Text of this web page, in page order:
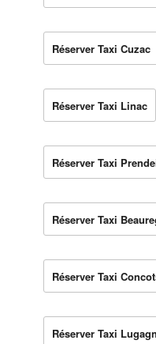
Réserver Taxi Cuzac
Réserver Taxi Linac
Réserver Taxi
Réserver Taxi
Réserver Taxi
Réserver Taxi